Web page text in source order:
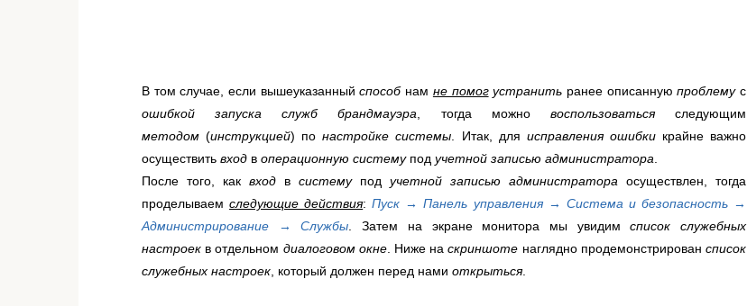
В том случае, если вышеуказанныйспособ нам не помогустранить ранее описаннуюпроблемус
ошибкой запуска служб брандмауэра , тогда можно воспользоватьсяследующим
методом(инструкцией) понастройке системы . Итак, для исправления ошибкикрайне важно
осуществить вход в операционную системупод учетной записью администратора
После того, как вход в систему под учетной записью администратора осуществлен, тогда
проделываемследующие действия:Пуск → Панель управления → Система и безопасность →
Администрирование → Службы . Затем на экране монитора мы увидимсписок служебных
настроек в отдельном диалоговом окне. Ниже наскриншоте наглядно продемонстрировансписок
служебных настроек , который должен перед нами открыться.